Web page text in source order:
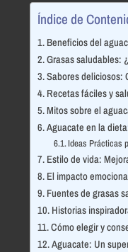
Índice de
Beneficios del
Grasas saludables:
Sabores deliciosos:
Recetas fáciles y
Mitos sobre el
Aguacate en la
Ideas Prácticas
Estilo de vida:
El impacto
Fuentes de grasas
Historias
Cómo elegir y
Aguacate: Un